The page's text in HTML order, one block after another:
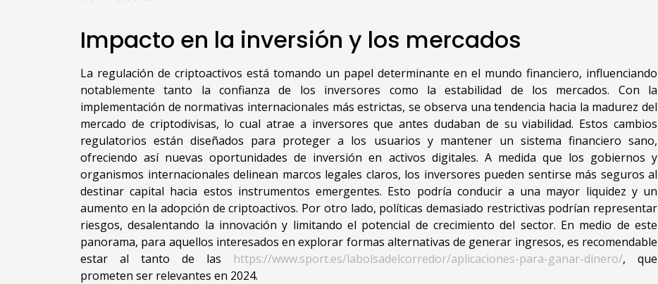
Impacto en la inversión y los mercados
La regulación de criptoactivos está tomando un papel determinante en el mundo financiero, influenciando
notablemente tanto la confianza de los inversores como la estabilidad de los mercados. Con la
implementación de normativas internacionales más estrictas, se observa una tendencia hacia la madurez del
mercado de criptodivisas, lo cual atrae a inversores que antes dudaban de su viabilidad. Estos cambios
regulatorios están diseñados para proteger a los usuarios y mantener un sistema financiero sano,
ofreciendo así nuevas oportunidades de inversión en activos digitales. A medida que los gobiernos y
organismos internacionales delinean marcos legales claros, los inversores pueden sentirse más seguros al
destinar capital hacia estos instrumentos emergentes. Esto podría conducir a una mayor liquidez y un
aumento en la adopción de criptoactivos. Por otro lado, políticas demasiado restrictivas podrían representar
riesgos, desalentando la innovación y limitando el potencial de crecimiento del sector. En medio de este
panorama, para aquellos interesados en explorar formas alternativas de generar ingresos, es recomendable
estar al tanto de las https://www.sport.es/labolsadelcorredor/aplicaciones-para-ganar-dinero/, que
prometen ser relevantes en 2024.